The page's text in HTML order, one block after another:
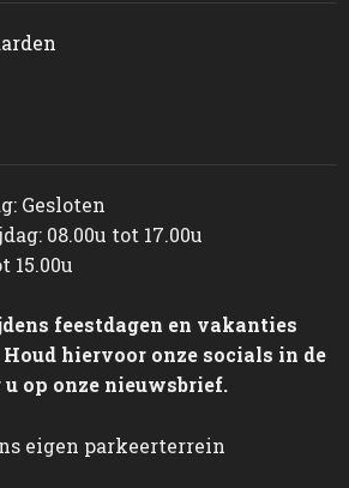
Gesloten
08.00u tot 17.00u
15.00u
feestdagen en vakanties
hiervoor onze socials in de
u op onze nieuwsbrief.
eigen parkeerterrein